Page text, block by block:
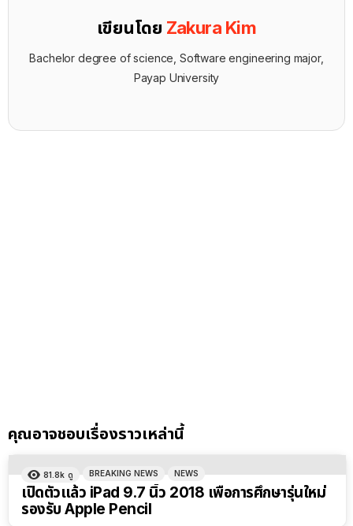
เขียนโดย Zakura Kim
Bachelor degree of science, Software engineering major,
Payap University
คุณอาจชอบเรื่องราวเหล่านี้
81.8k ดู BREAKING NEWS NEWS
เปิดตัวแล้ว iPad 9.7 นิ้ว 2018 เพื่อการศึกษารุ่นใหม่
รองรับ Apple Pencil